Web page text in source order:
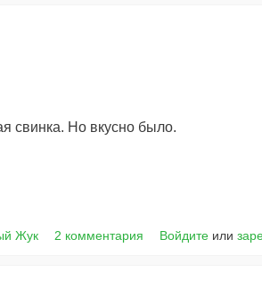
свинка. Но вкусно было.
Жук 2 комментария Войдите или